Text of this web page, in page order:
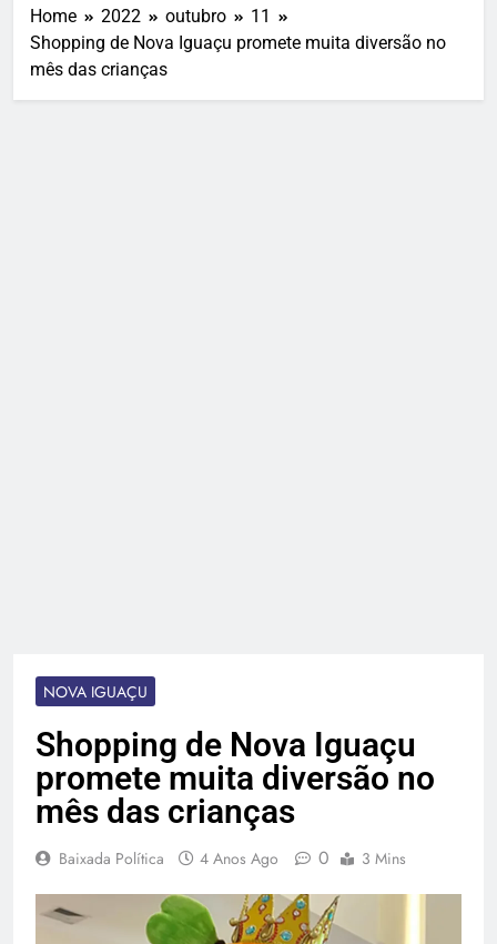
Home 2022 outubro
11
Shopping de Nova Iguaçu promete muita diversão no
mês das crianças
NOVA IGUAÇU
Shopping de Nova Iguaçu
promete muita diversão no
mês das crianças
Baixada Política 4 Anos Ago 0 3 Mins